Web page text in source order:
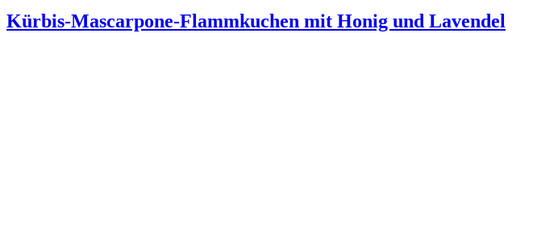
Kürbis-Mascarpone-Flammkuchen mit Honig und Lavendel